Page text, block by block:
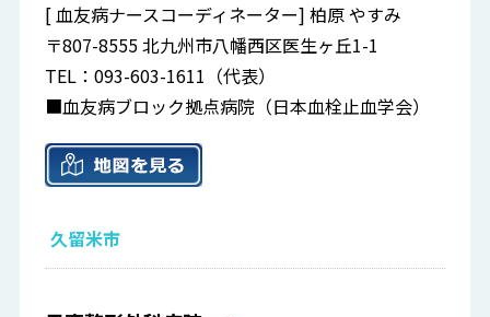
[ 血友病ナースコーディネーター] 柏原 やすみ
〒807-8555 北九州市八幡西区医生ヶ丘1-1
TEL：093-603-1611（代表）
■血友病ブロック拠点病院（日本血栓止血学会）
久留米市